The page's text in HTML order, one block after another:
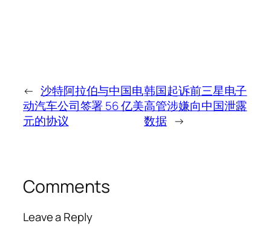
← 沙特阿拉伯与中国电
动汽车公司签署 56 亿美
元的协议
韩国起诉前三星电子
高管涉嫌向中国泄露
数据 →
Comments
Leave a Reply